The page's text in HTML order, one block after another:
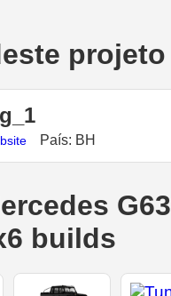
projeto
País: BH
G63
builds